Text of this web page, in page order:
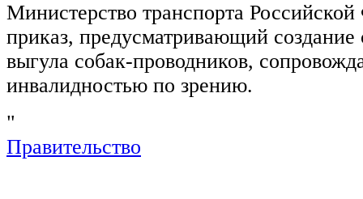
Министерство транспорта
приказ, предусматривающий создание
выгула собак-проводников,
инвалидностью по зрению.
"
Правительство